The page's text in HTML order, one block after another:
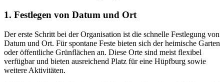
1. Festlegen von Datum und Ort
Der erste Schritt bei der Organisation ist die schnelle Festlegung von
Datum und Ort. Für spontane Feste bieten sich der heimische Garten
oder öffentliche Grünflächen an. Diese Orte sind meist flexibel
verfügbar und bieten ausreichend Platz für eine Hüpfburg sowie
weitere Aktivitäten.